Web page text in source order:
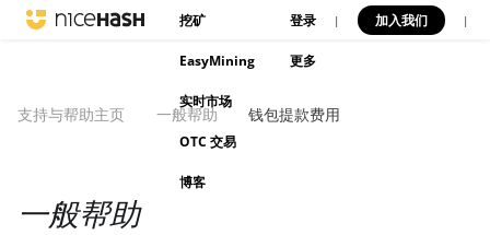
挖矿
EasyMining
实时市场
OTC 交易
博客
登录 | 加入我们 |
更多
支持与帮助主页 一般帮助 钱包提款费用
一般帮助